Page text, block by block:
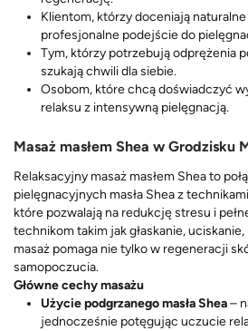
Klientom, którzy doceniają naturalne
profesjonalne podejście do
Tym, którzy potrzebują odprężenia
szukają chwili dla siebie.
Osobom, które chcą doświadczyć
relaksu z intensywną pielęgnacją.
Masaż masłem Shea w Grodzisku
Relaksacyjny masaż masłem Shea to
pielęgnacyjnych masła Shea z
które pozwalają na redukcję stresu i
technikom takim jak głaskanie,
masaż pomaga nie tylko w regeneracji
samopoczucia.
Główne cechy masażu
Użycie podgrzanego masła Shea–
jednocześnie potęgując uczucie